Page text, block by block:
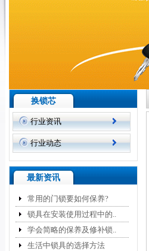
换锁芯
行业资讯
行业动态
最新资讯
常用的门锁要如何保养?
锁具在安装使用过程中的..
学会简略的保养及修补锁..
生活中锁具的选择方法